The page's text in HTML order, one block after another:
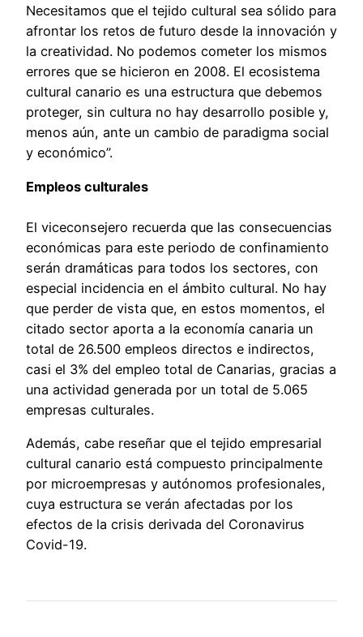
Necesitamos que el tejido cultural sea sólido para
afrontar los retos de futuro desde la innovación y
la creatividad. No podemos cometer los mismos
errores que se hicieron en 2008. El ecosistema
cultural canario es una estructura que debemos
proteger, sin cultura no hay desarrollo posible y,
menos aún, ante un cambio de paradigma social
y económico”.
Empleos culturales
El viceconsejero recuerda que las consecuencias
económicas para este periodo de confinamiento
serán dramáticas para todos los sectores, con
especial incidencia en el ámbito cultural. No hay
que perder de vista que, en estos momentos, el
citado sector aporta a la economía canaria un
total de 26.500 empleos directos e indirectos,
casi el 3% del empleo total de Canarias, gracias a
una actividad generada por un total de 5.065
empresas culturales.
Además, cabe reseñar que el tejido empresarial
cultural canario está compuesto principalmente
por microempresas y autónomos profesionales,
cuya estructura se verán afectadas por los
efectos de la crisis derivada del Coronavirus
Covid-19.